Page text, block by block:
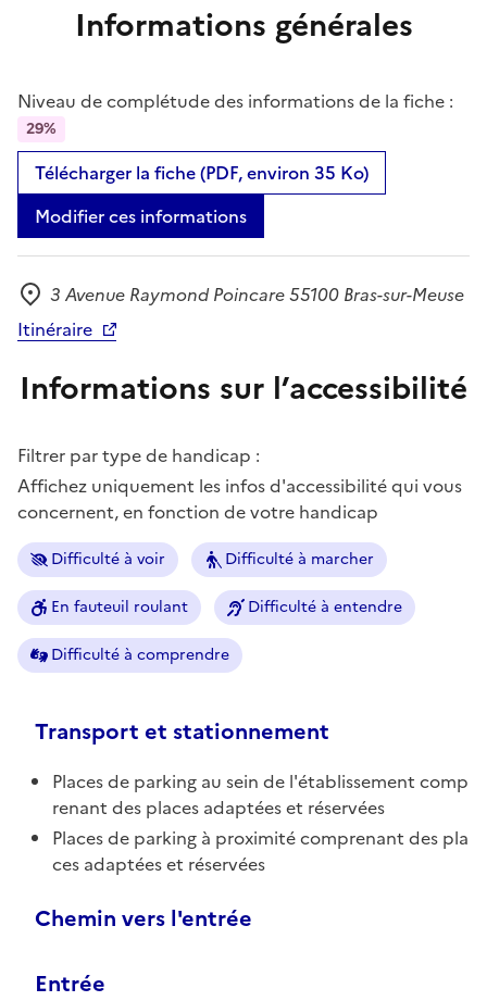
Informations générales
Niveau de complétude des informations de la fiche :
29%
Télécharger la fiche (PDF, environ 35 Ko)
Modifier ces informations
Adresse
3 Avenue Raymond Poincare 55100 Bras-sur-Meuse
Itinéraire
Informations sur l’accessibilité
Filtrer par type de handicap :
Affichez uniquement les infos d'accessibilité qui vous
concernent, en fonction de votre handicap
Difficulté à voir Difficulté à marcher
En fauteuil roulant Difficulté à entendre
Difficulté à comprendre
Transport et stationnement
Places de parking au sein de l'établissement comp
renant des places adaptées et réservées
Places de parking à proximité comprenant des pla
ces adaptées et réservées
Chemin vers l'entrée
Entrée